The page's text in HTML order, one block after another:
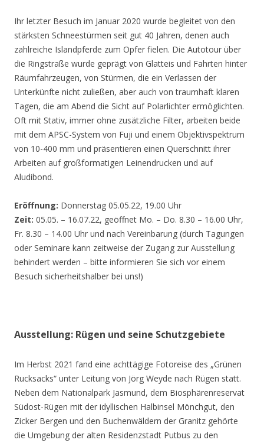
Ihr letzter Besuch im Januar 2020 wurde begleitet von den
stärksten Schneestürmen seit gut 40 Jahren, denen auch
zahlreiche Islandpferde zum Opfer fielen. Die Autotour über
die Ringstraße wurde geprägt von Glatteis und Fahrten hinter
Räumfahrzeugen, von Stürmen, die ein Verlassen der
Unterkünfte nicht zuließen, aber auch von traumhaft klaren
Tagen, die am Abend die Sicht auf Polarlichter ermöglichten.
Oft mit Stativ, immer ohne zusätzliche Filter, arbeiten beide
mit dem APSC-System von Fuji und einem Objektivspektrum
von 10-400 mm und präsentieren einen Querschnitt ihrer
Arbeiten auf großformatigen Leinendrucken und auf
Aludibond.
Eröffnung: Donnerstag 05.05.22, 19.00 Uhr
Zeit: 05.05. – 16.07.22, geöffnet Mo. – Do. 8.30 – 16.00 Uhr,
Fr. 8.30 – 14.00 Uhr und nach Vereinbarung (durch Tagungen
oder Seminare kann zeitweise der Zugang zur Ausstellung
behindert werden – bitte informieren Sie sich vor einem
Besuch sicherheitshalber bei uns!)
Ausstellung: Rügen und seine Schutzgebiete
Im Herbst 2021 fand eine achttägige Fotoreise des „Grünen
Rucksacks“ unter Leitung von Jörg Weyde nach Rügen statt.
Neben dem Nationalpark Jasmund, dem Biosphärenreservat
Südost-Rügen mit der idyllischen Halbinsel Mönchgut, den
Zicker Bergen und den Buchenwäldern der Granitz gehörte
die Umgebung der alten Residenzstadt Putbus zu den